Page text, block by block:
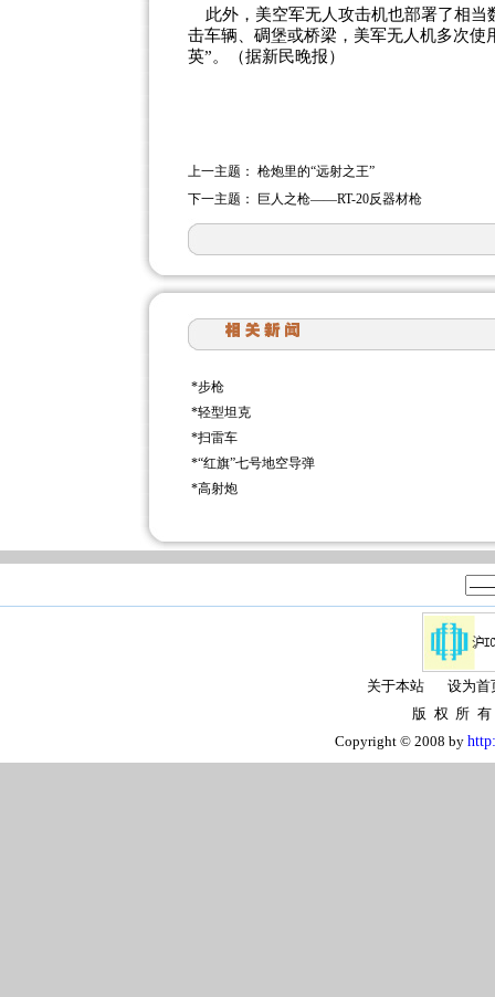
此外，美空军无人攻击机也部署了相当
击车辆、碉堡或桥梁，美军无人机多次使
英”。（据新民晚报）
上一主题： 枪炮里的“远射之王”
下一主题：
巨人之枪——RT-20反器材枪
*步枪
*轻型坦克
*扫雷车
*“红旗”七号地空导弹
*高射炮